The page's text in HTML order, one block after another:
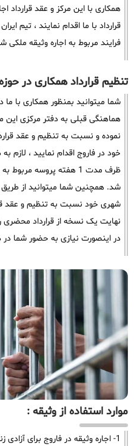
همکاری با این مرکز و عقد قرارداد
قرارداد با ما اقدام نمایند ، تیم
فرایند مربوط به اجاره وثیقه ملکی
تنظیم قرارداد همکاری در
شما میتوانید بمنظور همکاری با ما
هماهنگی قبلی به دفتر مرکزی این
نموده و نسبت به تنظیم و عقد
خود در فاروج اقدام نمایید ، لازم
ظرف مدت 1 هفته پروسه
شد. همچنین شما میتوانید از طریق
شهری خود نسبت به تنظیم و عقد
نهایت یک نسخه از قرارداد محضری
در اینصورت نیازی به حضور شما در
موارد استفاده از وثیقه :
1- اجاره وثیقه در فاروج برای آزادی زندانی